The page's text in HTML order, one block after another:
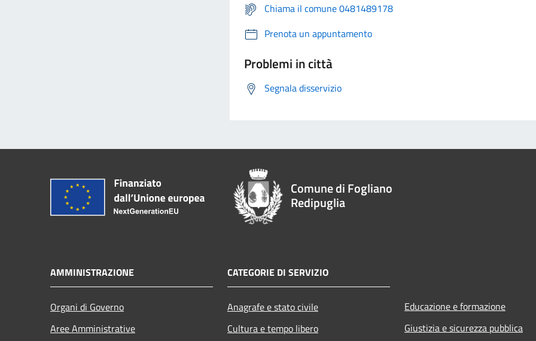
Chiama il comune 0481489178
Prenota un appuntamento
Problemi in città
Segnala disservizio
Comune di Fogliano
Redipuglia
AMMINISTRAZIONE
Organi di Governo
Aree Amministrative
CATEGORIE DI SERVIZIO
Anagrafe e stato civile
Cultura e tempo libero
Educazione e formazione
Giustizia e sicurezza pubblica